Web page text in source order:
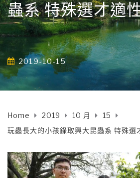
蟲系 特殊選才適
2019-10-15
Home 2019 10 月
15
玩蟲長大的小孩錄取興大昆蟲系 特殊選